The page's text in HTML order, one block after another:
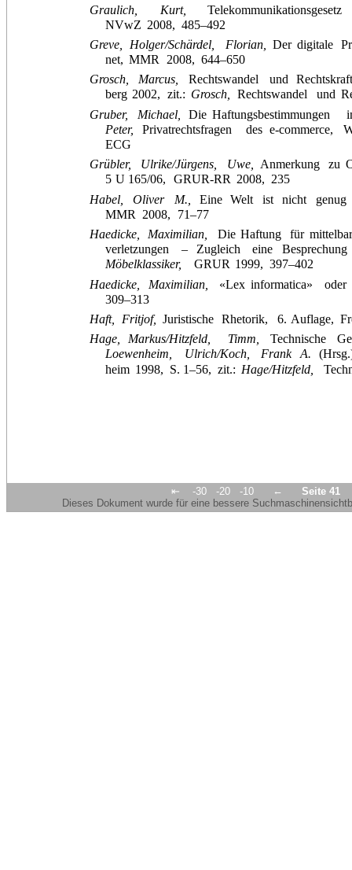
Graulich,
Kurt,
Telekommunikationsgesetz
NVwZ 2008, 485–492
Greve,
Holger/Schärdel, Florian, Der digitale
net, MMR 2008, 644–650
Grosch,
Marcus, Rechtswandel und
berg 2002, zit.: Grosch, Rechtswandel und
Gruber,
Michael, Die Haftungsbestimmungen
Peter,
Privatrechtsfragen des e-commerce,
ECG
Grübler,
Ulrike/Jürgens, Uwe, Anmerkung zu
5 U 165/06, GRUR-RR 2008, 235
Habel,
Oliver M., Eine Welt ist nicht
genug
MMR
2008,
71–77
Haedicke,
Maximilian, Die Haftung für
verletzungen
– Zugleich eine
Besprechung
Möbelklassiker,
GRUR 1999, 397–402
Haedicke,
Maximilian, «Lex informatica»
oder
309–313
Haft,
Fritjof, Juristische Rhetorik, 6. Auflage,
Hage,
Markus/Hitzfeld, Timm, Technische
Loewenheim,
Ulrich/Koch, Frank A.
heim 1998, S. 1–56, zit.: Hage/Hitzfeld,
⇤ -30 -20 -10 ←
Seite 41
Dieses Dokument wurde für eine bessere